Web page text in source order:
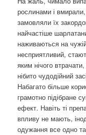
рослинами і вмирали,
замовляли їх
найчастіше
наживаються на
несприятливий,
яким нічого
нібито чудодійний
Набагато більше
грамотно підібране
ефект. Навіть ті
впливу не мають,
одужання все одно